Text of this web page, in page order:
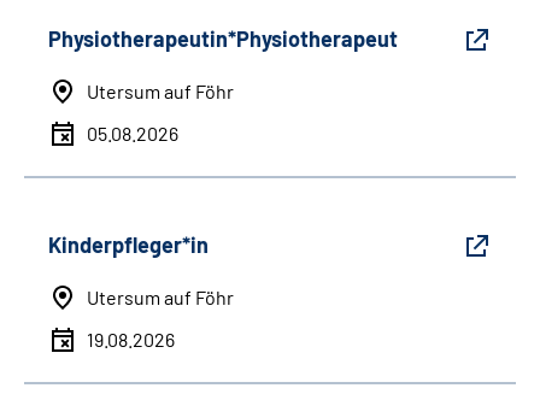
Physiotherapeutin*Physiotherapeut
Utersum auf Föhr
05.08.2026
Kinderpfleger*in
Utersum auf Föhr
19.08.2026